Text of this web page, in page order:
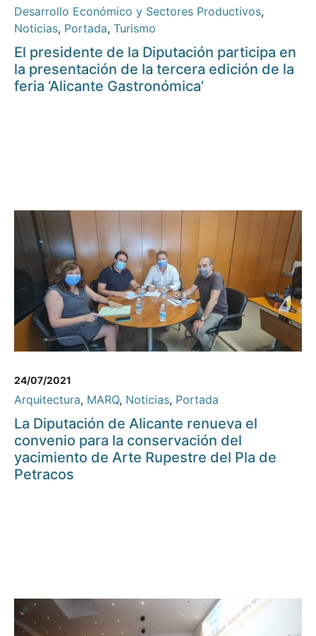
Desarrollo Económico y Sectores Productivos,
Noticias, Portada, Turismo
El presidente de la Diputación participa en
la presentación de la tercera edición de la
feria ‘Alicante Gastronómica’
24/07/2021
Arquitectura, MARQ, Noticias, Portada
La Diputación de Alicante renueva el
convenio para la conservación del
yacimiento de Arte Rupestre del Pla de
Petracos